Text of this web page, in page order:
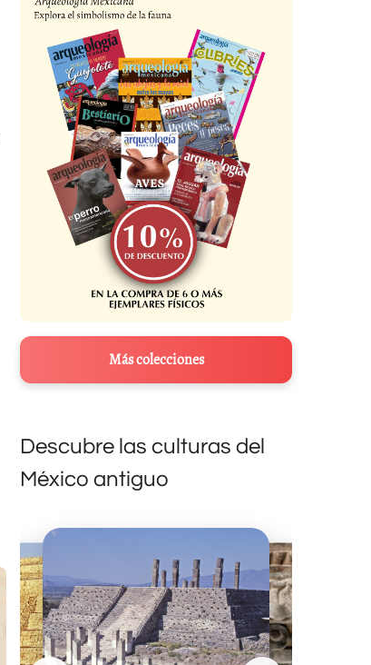
Más colecciones
Descubre las culturas del
México antiguo